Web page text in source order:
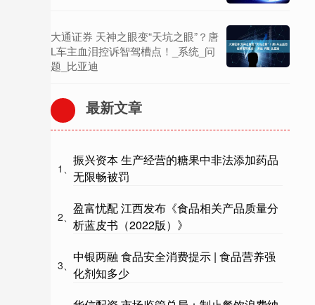
大通证券 天神之眼变“天坑之眼”？唐
L车主血泪控诉智驾槽点！_系统_问
题_比亚迪
最新文章
1、
振兴资本 生产经营的糖果中非法添加药品
无限畅被罚
2、
盈富忧配 江西发布《食品相关产品质量分
析蓝皮书（2022版）》
3、
中银两融 食品安全消费提示 | 食品营养强
化剂知多少